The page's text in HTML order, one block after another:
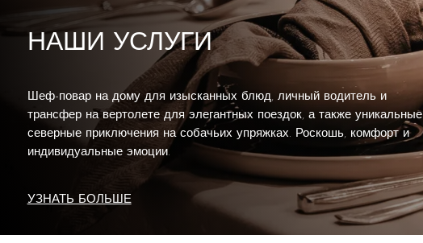
НАШИ УСЛУГИ
Шеф-повар на дому для изысканных блюд, личный водитель и
трансфер на вертолете для элегантных поездок, а также уникальные
северные приключения на собачьих упряжках. Роскошь, комфорт и
индивидуальные эмоции.
УЗНАТЬ БОЛЬШЕ